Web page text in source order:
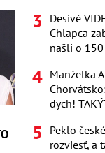
Desivé
Chlapca
našli o
Manželka
dych!
Peklo
rozviesť, a